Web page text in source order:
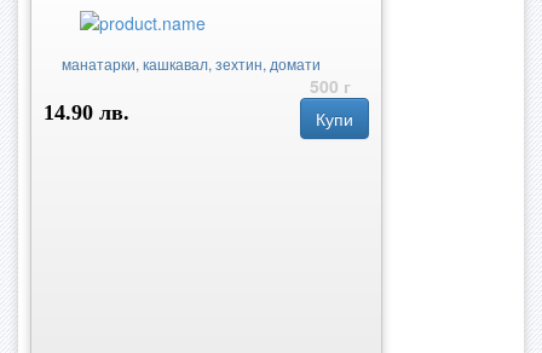
манатарки, кашкавал, зехтин, домати
500 г
14.90 лв.
Купи